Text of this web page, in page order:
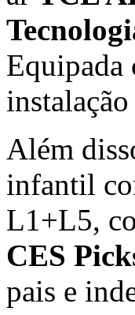
Equipada
Além
infantil
L1+L5,
CES
pais e